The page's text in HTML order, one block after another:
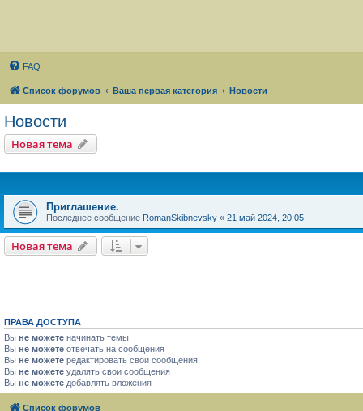
FAQ
Список форумов Ваша первая категория Новости
Новости
Новая тема
Приглашение.
Последнее сообщение RomanSkibnevsky « 21 май 2024, 20:05
Новая тема
ПРАВА ДОСТУПА
Вы не можете начинать темы
Вы не можете отвечать на сообщения
Вы не можете редактировать свои сообщения
Вы не можете удалять свои сообщения
Вы не можете добавлять вложения
Список форумов